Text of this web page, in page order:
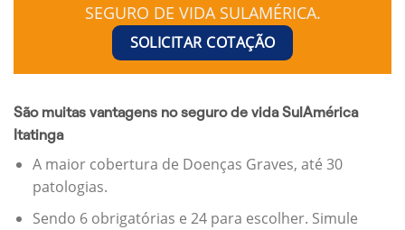
SEGURO DE VIDA SULAMÉRICA.
SOLICITAR COTAÇÃO
São muitas vantagens no seguro de vida SulAmérica
Itatinga
A maior cobertura de Doenças Graves, até 30
patologias.
Sendo 6 obrigatórias e 24 para escolher. Simule